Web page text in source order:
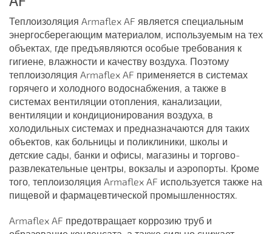
Теплоизоляция Armaflex AF является специальным
энергосберегающим материалом, используемым на тех
объектах, где предъявляются особые требования к
гигиене, влажности и качеству воздуха. Поэтому
теплоизоляция Armaflex AF применяется в системах
горячего и холодного водоснабжения, а также в
системах вентиляции отопления, канализации,
вентиляции и кондиционирования воздуха, в
холодильных системах и предназначаются для таких
объектов, как больницы и поликлиники, школы и
детские сады, банки и офисы, магазины и торгово-
развлекательные центры, вокзалы и аэропорты. Кроме
того, теплоизоляция Armaflex AF используется также на
пищевой и фармацевтической промышленностях.
Armaflex AF предотвращает коррозию труб и